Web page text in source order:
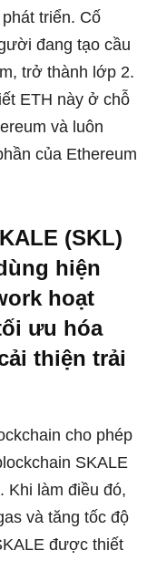
triển. Cố
đang tạo cầu
trở thành lớp 2.
ETH này ở chỗ
và luôn
của Ethereum
(SKL)
hiện
hoạt
ưu hóa
thiện trải
cho phép
SKALE
Khi làm điều đó,
và tăng tốc độ
được thiết